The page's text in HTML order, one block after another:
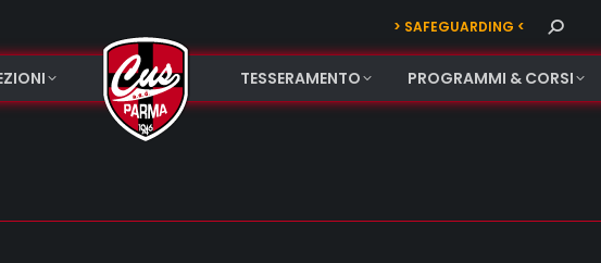
> SAFEGUARDING < Search:
TESSERAMENTO PROGRAMMI & CORSI